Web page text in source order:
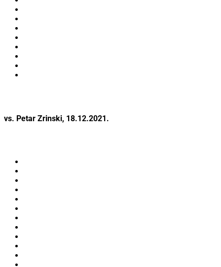
vs. Petar Zrinski, 18.12.2021.